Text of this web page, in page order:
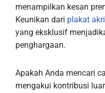
menampilkan kesan
Keunikan dari plakat
yang eksklusif
penghargaan.
Apakah Anda mencari
mengakui kontribusi